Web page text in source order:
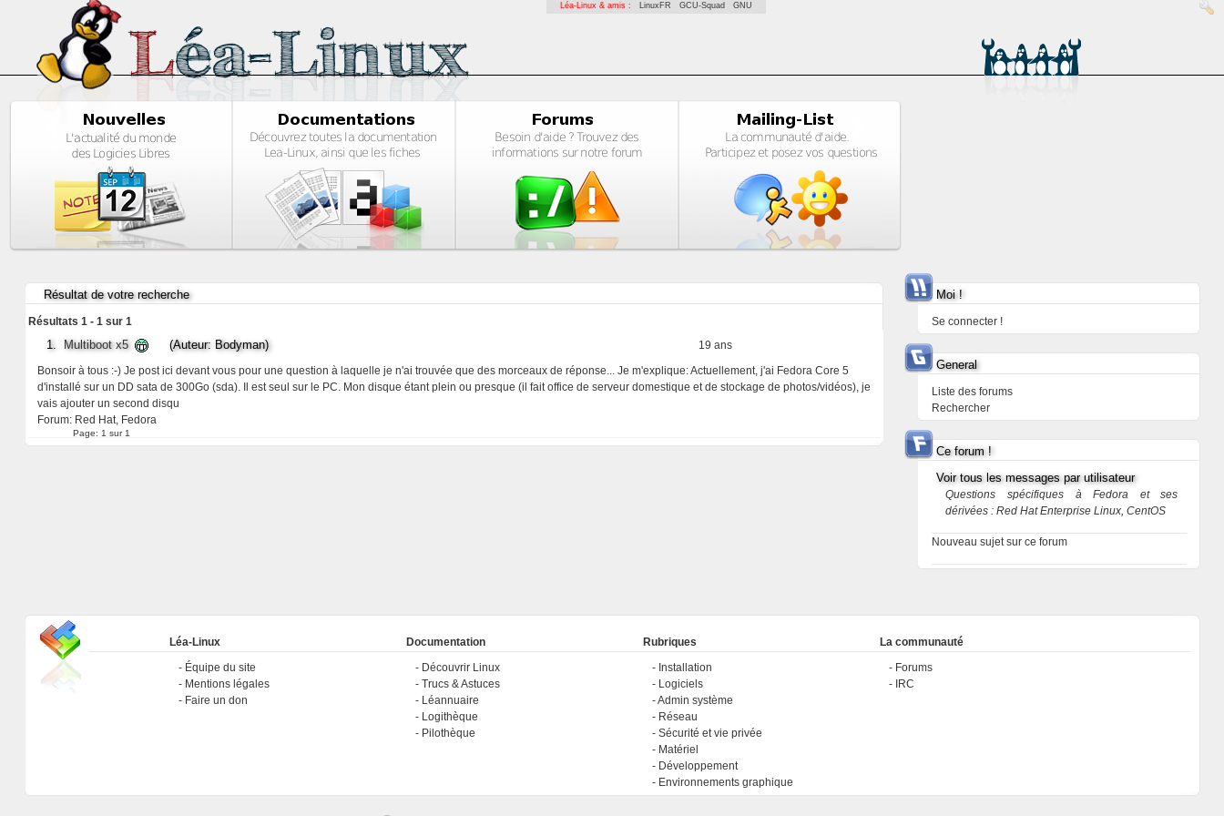
Léa-Linux & amis : LinuxFR GCU-Squad GNU
Résultat de votre recherche
Résultats 1 - 1 sur 1
19 ans
1. Multiboot x5 (Auteur: Bodyman)
Bonsoir à tous :-) Je post ici devant vous pour une question à laquelle je n'ai trouvée que des morceaux de réponse... Je m'explique: Actuellement, j'ai Fedora Core 5
d'installé sur un DD sata de 300Go (sda). Il est seul sur le PC. Mon disque étant plein ou presque (il fait office de serveur domestique et de stockage de photos/vidéos), je
vais ajouter un second disqu
Forum: Red Hat, Fedora
Page: 1 sur 1
Moi !
Se connecter !
General
Liste des forums
Rechercher
Ce forum !
Voir tous les messages par utilisateur
Questions spécifiques à Fedora et ses
dérivées : Red Hat Enterprise Linux, CentOS
Nouveau sujet sur ce forum
Léa-Linux
Équipe du site
Mentions légales
Faire un don
Documentation
Découvrir Linux
Trucs & Astuces
Léannuaire
Logithèque
Pilothèque
Rubriques
Installation
Logiciels
Admin système
Réseau
Sécurité et vie privée
Matériel
Développement
Environnements graphique
La communauté
Forums
IRC